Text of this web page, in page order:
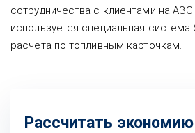
сотрудничества с клиентами на АЗС
используется специальная система
расчета по топливным карточкам.
Рассчитать экономию